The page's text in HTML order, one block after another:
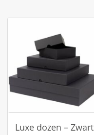
Luxe dozen – Zwart